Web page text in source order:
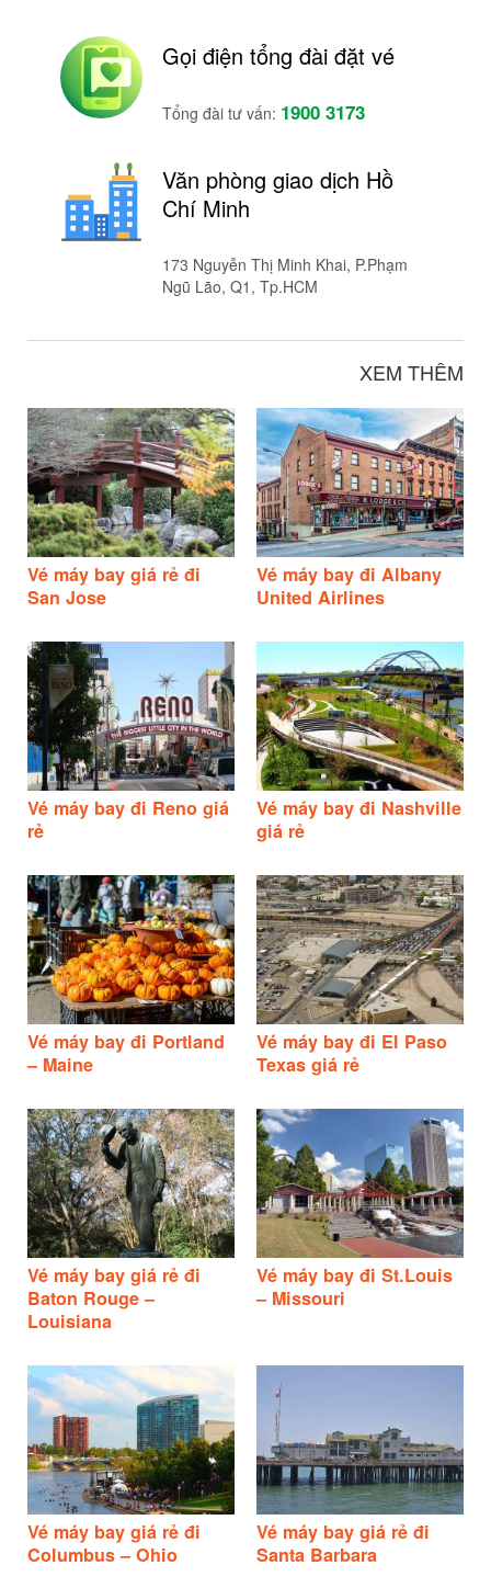
Gọi điện tổng đài đặt vé
Tổng đài tư vấn: 1900 3173
Văn phòng giao dịch Hồ
Chí Minh
173 Nguyễn Thị Minh Khai, P.Phạm
Ngũ Lão, Q1, Tp.HCM
XEM THÊM
Vé máy bay giá rẻ đi
San Jose
Vé máy bay đi Albany
United Airlines
Vé máy bay đi Reno giá
rẻ
Vé máy bay đi Nashville
giá rẻ
Vé máy bay đi Portland
– Maine
Vé máy bay đi El Paso
Texas giá rẻ
Vé máy bay giá rẻ đi
Baton Rouge –
Louisiana
Vé máy bay đi St.Louis
– Missouri
Vé máy bay giá rẻ đi
Columbus – Ohio
Vé máy bay giá rẻ đi
Santa Barbara